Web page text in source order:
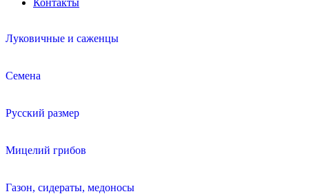
Контакты
Луковичные и саженцы
Семена
Русский размер
Мицелий грибов
Газон, сидераты, медоносы